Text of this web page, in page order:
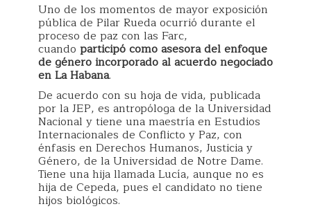
Uno de los momentos de mayor exposición
pública de Pilar Rueda ocurrió durante el
proceso de paz con las Farc,
cuando participó como asesora del enfoque
de género incorporado al acuerdo negociado
en La Habana.
De acuerdo con su hoja de vida, publicada
por la JEP, es antropóloga de la Universidad
Nacional y tiene una maestría en Estudios
Internacionales de Conflicto y Paz, con
énfasis en Derechos Humanos, Justicia y
Género, de la Universidad de Notre Dame.
Tiene una hija llamada Lucía, aunque no es
hija de Cepeda, pues el candidato no tiene
hijos biológicos.